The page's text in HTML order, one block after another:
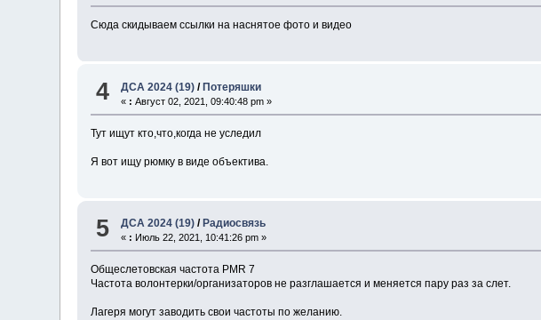
Сюда скидываем ссылки на наснятое фото и видео
4 ДСА 2024 (19) /Потеряшки
« : Август 02, 2021, 09:40:48 pm »
Тут ищут кто,что,когда не уследил
Я вот ищу рюмку в виде объектива.
5 ДСА 2024 (19) / Радиосвязь
« : Июль 22, 2021, 10:41:26 pm »
Общеслетовская частота PMR 7
Частота волонтерки/организаторов не разглашается и меняется пару раз за слет.
Лагеря могут заводить свои частоты по желанию.